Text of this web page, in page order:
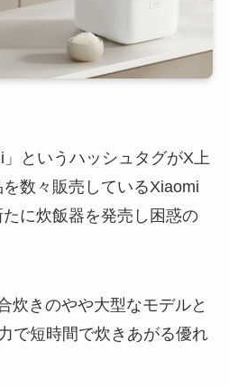
」というハッシュタグがX上
数々販売しているXiaomi
に炊飯器を発売し困惑の
炊きのやや大型なモデルと
で短時間で炊きあがる優れ